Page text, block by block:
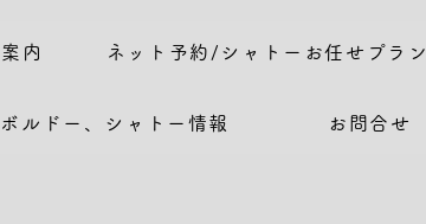
内 ネット予約/シャトーお任せプラン
ボルドー、シャトー情報 お問合せ